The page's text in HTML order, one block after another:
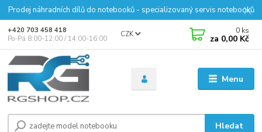
Prodej náhradních dílů do notebooků - specializovaný servis notebooků
Menu
CZK
Hledat
+420 703 458 418
Po-Pá 8:00-12:00 / 14:00-16:00
0 ks
za 0,00 Kč